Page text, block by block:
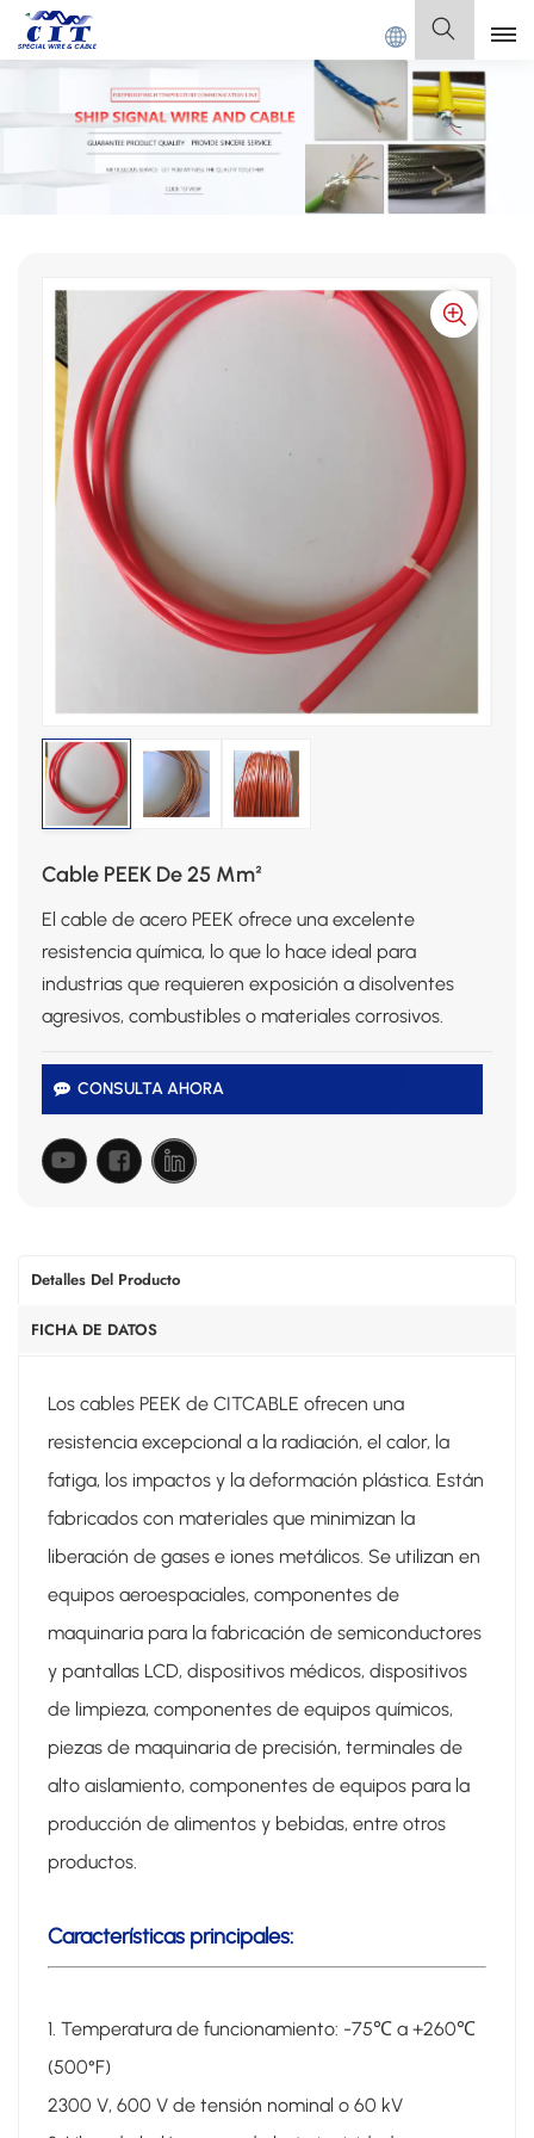
Co., Ltd. Español
English
Français
Cable PEEK De 25 Mm²
El cable de acero PEEK ofrece una excelente
resistencia química, lo que lo hace ideal para
industrias que requieren exposición a disolventes
agresivos, combustibles o materiales corrosivos.
CONSULTA AHORA
Detalles Del Producto
FICHA DE DATOS
Los cables PEEK de CITCABLE ofrecen una
resistencia excepcional a la radiación, el calor, la
fatiga, los impactos y la deformación plástica. Están
fabricados con materiales que minimizan la
liberación de gases e iones metálicos. Se utilizan en
equipos aeroespaciales, componentes de
maquinaria para la fabricación de semiconductores
y pantallas LCD, dispositivos médicos, dispositivos
de limpieza, componentes de equipos químicos,
piezas de maquinaria de precisión, terminales de
alto aislamiento, componentes de equipos para la
producción de alimentos y bebidas, entre otros
productos.
Características principales:
1. Temperatura de funcionamiento: -75℃ a +260℃
(500°F)
2300 V, 600 V de tensión nominal o 60 kV